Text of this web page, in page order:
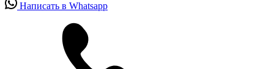
Написать в Whatsapp